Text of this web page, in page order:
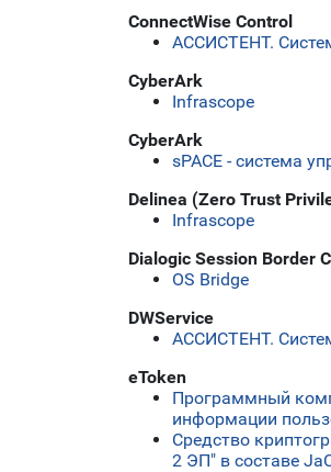
ConnectWise Control
АССИСТЕНТ.
CyberArk
Infrascope
CyberArk
sPACE - система
Delinea (Zero Trust
Infrascope
Dialogic Session Border
OS Bridge
DWService
АССИСТЕНТ.
eToken
Программный
информации
Средство
2 ЭП" в составе